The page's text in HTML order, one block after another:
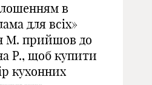
в
для всіх»
М. прийшов до
Р., щоб купити
кухонних